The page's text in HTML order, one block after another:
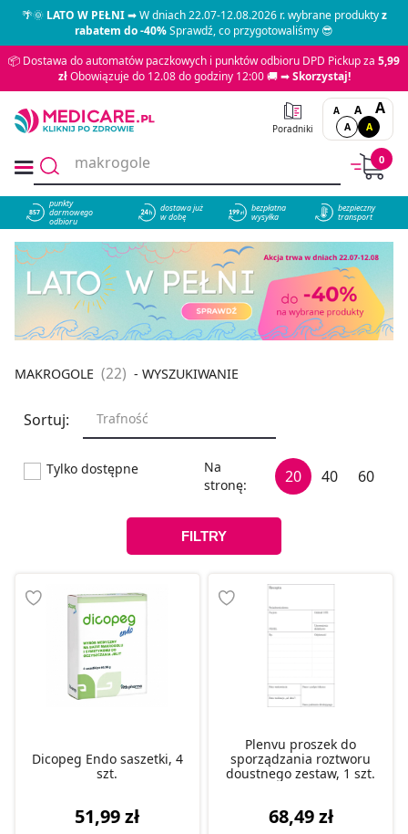
🌴🌞LATO W PEŁNI➡ W dniach 22.07-12.08.2026 r. wybrane produktyz
rabatem do -40%Sprawdź, co przygotowaliśmy 😎
📦 Dostawa do automatów paczkowych i punktów odbioru DPD Pickup za 5,99
złObowiązuje do 12.08 do godziny 12:00 🚚 ➡Skorzystaj!
Poradniki
A A A
A A
0
857
punkty
darmowego
odbioru
dostawa już
w dobę
bezpłatna
wysyłka
bezpieczny
transport
MAKROGOLE (22) - WYSZUKIWANIE
Trafność
Tylko dostępne 20 40 60
FILTRY
Dicopeg Endo saszetki, 4
szt.
51,99 zł
Plenvu proszek do
sporządzania roztworu
doustnego zestaw, 1 szt.
68,49 zł